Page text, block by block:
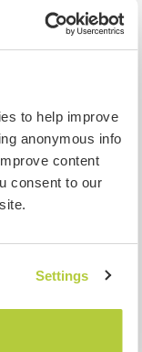
to help improve
anonymous info
content
consent to our
Settings